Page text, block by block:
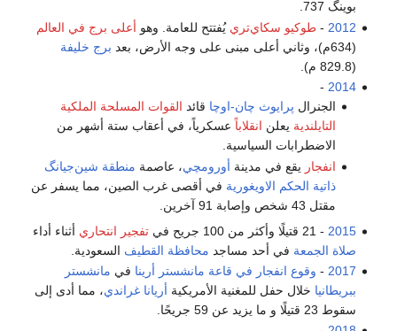
يُفتتح للعامة. وهوأعلى برج في العالم
برج خليفة
چان-اوچاقائدالقوات المسلحة الملكية
عسكرياً، في أعقاب ستة أشهر من
أورومچي، عاصمةمنطقة شين‌جيانگ
في أقصى غرب الصين، مما يسفر عن
تفجير انتحاريأثناء أداء
مساجدمحافظة القطيفالسعودية.
في قاعة مانشستر أرينافيمانشستر
الأمريكيةأريانا غراندي، مما أدى إلى